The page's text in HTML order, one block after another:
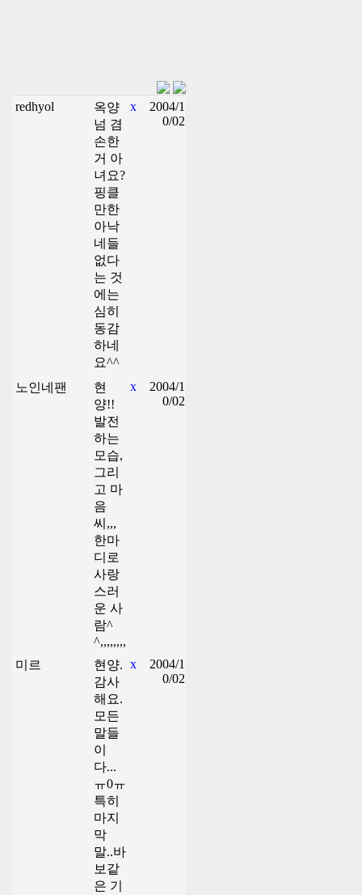
redhyol
옥양
넘 겸
손한
거 아
녀요?
핑클
만한
아낙
네들
없다
는 것
에는
심히
동감
하네
요^^
x
2004/1
0/02
노인네팬
현
양!!
발전
하는
모습,
그리
고 마
음
씨,,,
한마
디로
사랑
스러
운 사
람^
^,,,,,,,,
x
2004/1
0/02
미르
현양.
감사
해요.
모든
말들
이
다...
ㅠ0ㅠ
특히
마지
막
말..바
보같
은 기
x
2004/1
0/02